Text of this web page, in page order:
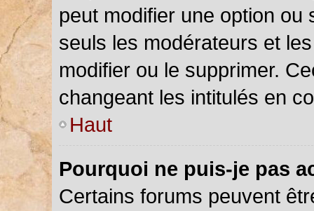
peut modifier une option ou
seuls les modérateurs et
modifier ou le supprimer.
changeant les intitulés en
Haut
Pourquoi ne puis-je pas
Certains forums peuvent